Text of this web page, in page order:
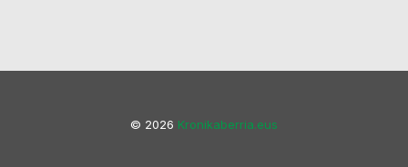
© 2026 Kronikaberria.eus